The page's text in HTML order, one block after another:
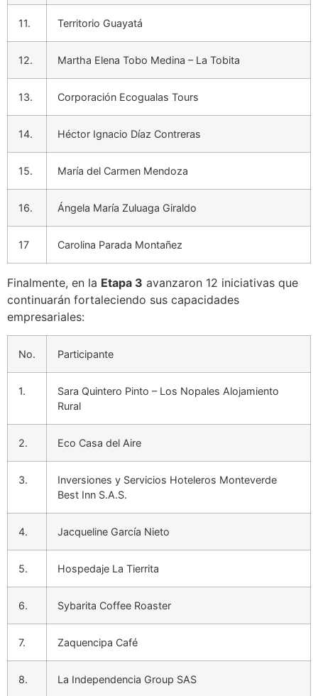
11. Territorio Guayatá
12. Martha Elena Tobo Medina – La Tobita
13. Corporación Ecogualas Tours
14. Héctor Ignacio Díaz Contreras
15. María del Carmen Mendoza
16. Ángela María Zuluaga Giraldo
17 Carolina Parada Montañez
Finalmente, en la Etapa 3 avanzaron 12 iniciativas que
continuarán fortaleciendo sus capacidades
empresariales:
No. Participante
1.
Sara Quintero Pinto – Los Nopales Alojamiento
Rural
2. Eco Casa del Aire
3.
Inversiones y Servicios Hoteleros Monteverde
Best Inn S.A.S.
4. Jacqueline García Nieto
5. Hospedaje La Tierrita
6. Sybarita Coffee Roaster
7. Zaquencipa Café
8. La Independencia Group SAS